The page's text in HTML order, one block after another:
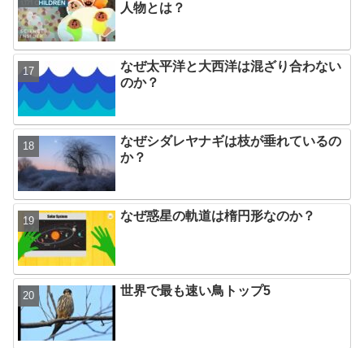
人物とは？
なぜ太平洋と大西洋は混ざり合わない
のか？
なぜシダレヤナギは枝が垂れているの
か？
なぜ惑星の軌道は楕円形なのか？
世界で最も速い鳥トップ5